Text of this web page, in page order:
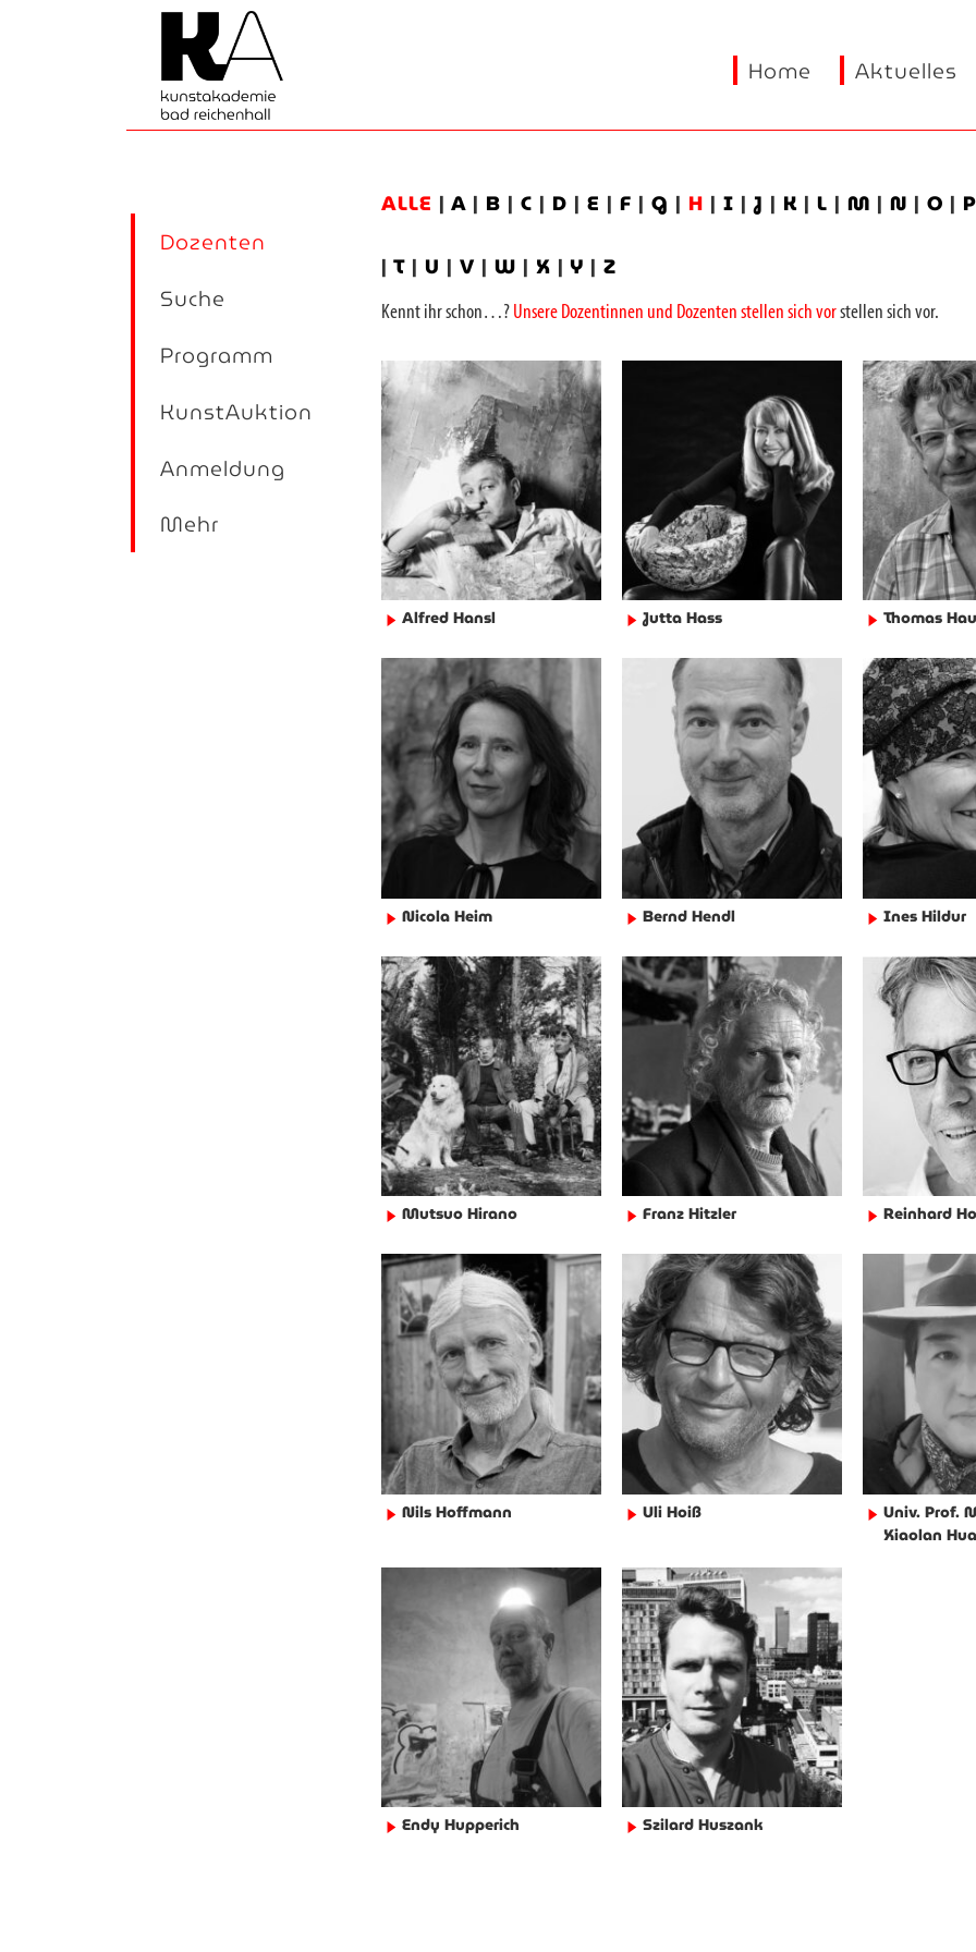
Home Aktuelles
Dozenten
Suche
Programm
KunstAuktion
Anmeldung
Mehr
ALLE |A | B |C | D |E |F |G | H |I |J | K |L |M |N |O |
|T |U |V |W |X |Y |Z
Kennt ihr schon…? Unsere Dozentinnen und Dozenten stellen sich vorstellen sich vor.
► Alfred Hansl ► Jutta Hass ► Thomas
► Nicola Heim ► Bernd Hendl ► Ines Hildur
► Mutsuo Hirano ► Franz Hitzler ► Reinhard
► Nils Hoffmann ► Uli Hoiß ► Univ. Prof.
Xiaolan
► Endy Hupperich ► Szilard Huszank